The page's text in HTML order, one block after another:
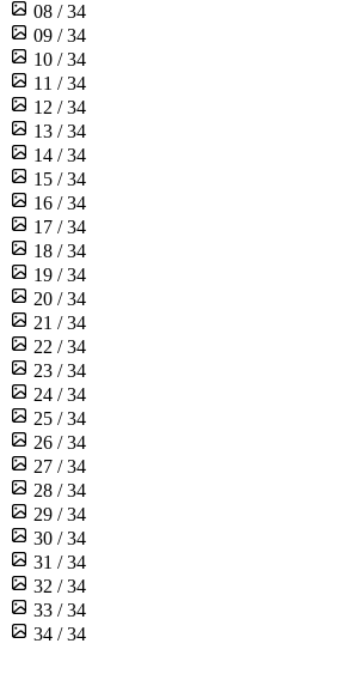
08 / 34
09 / 34
10 / 34
11 / 34
12 / 34
13 / 34
14 / 34
15 / 34
16 / 34
17 / 34
18 / 34
19 / 34
20 / 34
21 / 34
22 / 34
23 / 34
24 / 34
25 / 34
26 / 34
27 / 34
28 / 34
29 / 34
30 / 34
31 / 34
32 / 34
33 / 34
34 / 34